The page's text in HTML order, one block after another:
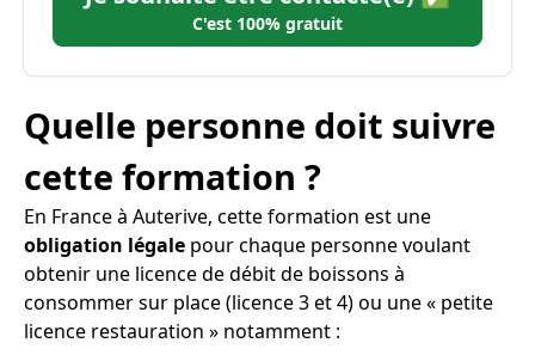
C'est 100% gratuit
Quelle personne doit suivre
cette formation ?
En France à Auterive, cette formation est une
obligation légale pour chaque personne voulant
obtenir une licence de débit de boissons à
consommer sur place (licence 3 et 4) ou une « petite
licence restauration » notamment :